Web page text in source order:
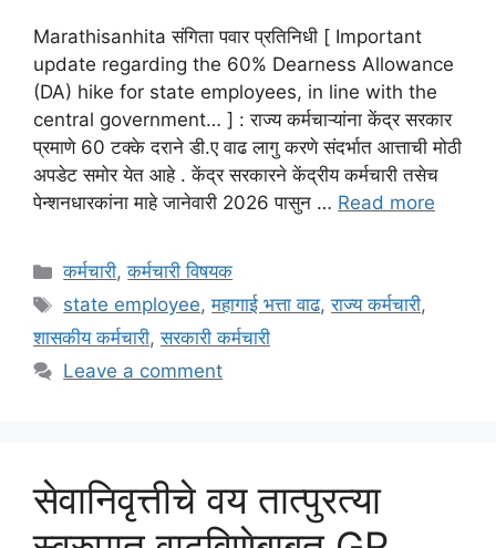
Marathisanhita संगिता पवार प्रतिनिधी [ Important
update regarding the 60% Dearness Allowance
(DA) hike for state employees, in line with the
central government… ] : राज्य कर्मचाऱ्यांना केंद्र सरकार
प्रमाणे 60 टक्के दराने डी.ए वाढ लागु करणे संदर्भात आत्ताची मोठी
अपडेट समोर येत आहे . केंद्र सरकारने केंद्रीय कर्मचारी तसेच
पेन्शनधारकांना माहे जानेवारी 2026 पासुन … Read more
Categories
कर्मचारी,कर्मचारी विषयक
Tags
state employee,महागाई भत्ता वाढ,राज्य कर्मचारी,
शासकीय कर्मचारी,सरकारी कर्मचारी
Leave a comment
सेवानिवृत्तीचे वय तात्पुरत्या